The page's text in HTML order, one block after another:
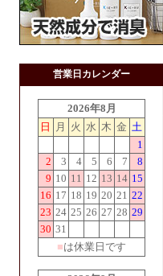
営業日カレンダー
2026年8月
日
月 火 水 木 金 土
1
2
3 4 5 6 7
8
9 10 11 12 13 14 15
16 17 18 19 20 21 22
23 24 25 26 27 28 29
30 31
■は休業日です